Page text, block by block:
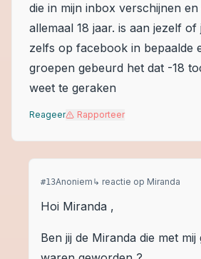
die in mijn inbox verschijnen en
allemaal 18 jaar. is aan jezelf
zelfs op facebook in bepaalde
groepen gebeurd het dat -18
weet te geraken
Reageer Rapporteer
#13Anoniem ↳ reactie op Miranda
Hoi Miranda ,
Ben jij de Miranda die met